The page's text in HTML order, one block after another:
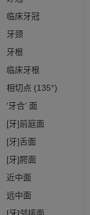
临床牙冠
牙颈
牙根
临床牙根
相切点 (135°)
‘牙合’ 面
[牙]前庭面
[牙]舌面
[牙]腭面
近中面
远中面